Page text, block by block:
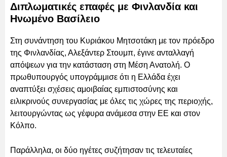
Διπλωματικές επαφές με Φινλανδία και
Ηνωμένο Βασίλειο
Στη συνάντηση του Κυριάκου Μητσοτάκη με τον πρόεδρο
της Φινλανδίας, Αλεξάντερ Στουμπ, έγινε ανταλλαγή
απόψεων για την κατάσταση στη Μέση Ανατολή. Ο
πρωθυπουργός υπογράμμισε ότι η Ελλάδα έχει
αναπτύξει σχέσεις αμοιβαίας εμπιστοσύνης και
ειλικρινούς συνεργασίας με όλες τις χώρες της περιοχής,
λειτουργώντας ως γέφυρα ανάμεσα στην ΕΕ και στον
Κόλπο.
Παράλληλα, οι δύο ηγέτες συζήτησαν τις τελευταίες